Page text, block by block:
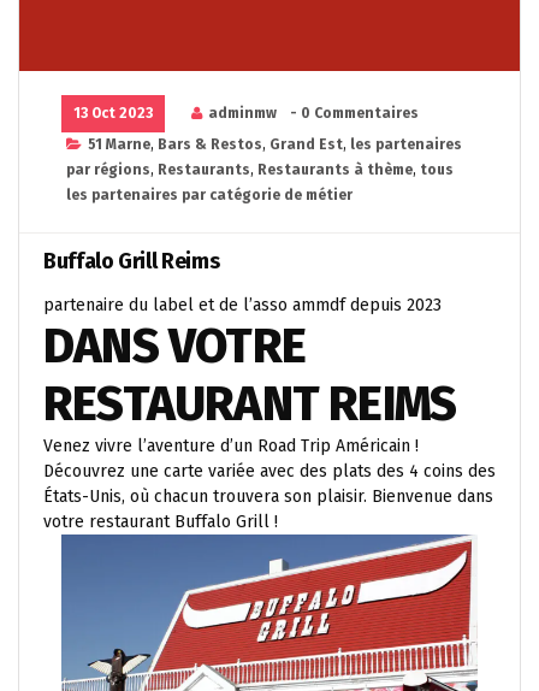
13 Oct 2023 adminmw
- 0 Commentaires
51 Marne, Bars & Restos, Grand Est, les partenaires
par régions, Restaurants, Restaurants à thème, tous
les partenaires par catégorie de métier
Buffalo Grill Reims
partenaire du label et de l’asso ammdf depuis 2023
DANS VOTRE
RESTAURANT REIMS
Venez vivre l’aventure d’un Road Trip Américain !
Découvrez une carte variée avec des plats des 4 coins des
États-Unis, où chacun trouvera son plaisir. Bienvenue dans
votre restaurant Buffalo Grill !